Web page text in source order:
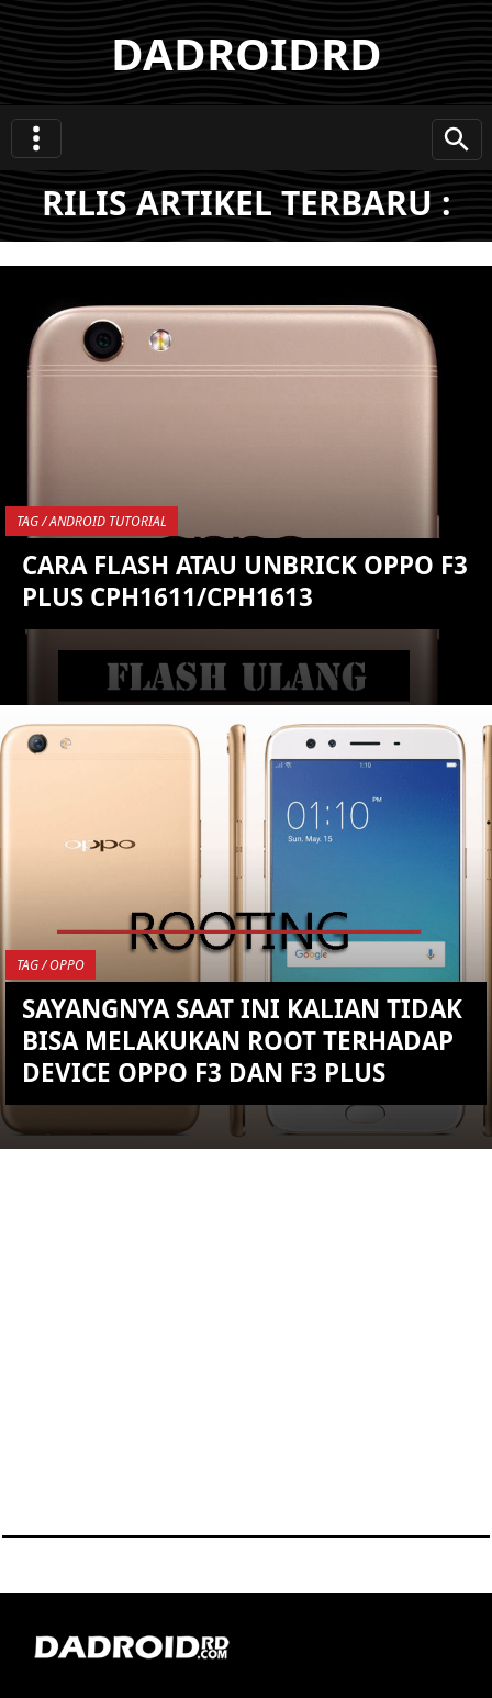
DADROIDRD
RILIS ARTIKEL TERBARU :
TAG / ANDROID TUTORIAL
CARA FLASH ATAU UNBRICK OPPO F3
PLUS CPH1611/CPH1613
RECENT POST
TAG / OPPO
SAYANGNYA SAAT INI KALIAN TIDAK
BISA MELAKUKAN ROOT TERHADAP
DEVICE OPPO F3 DAN F3 PLUS